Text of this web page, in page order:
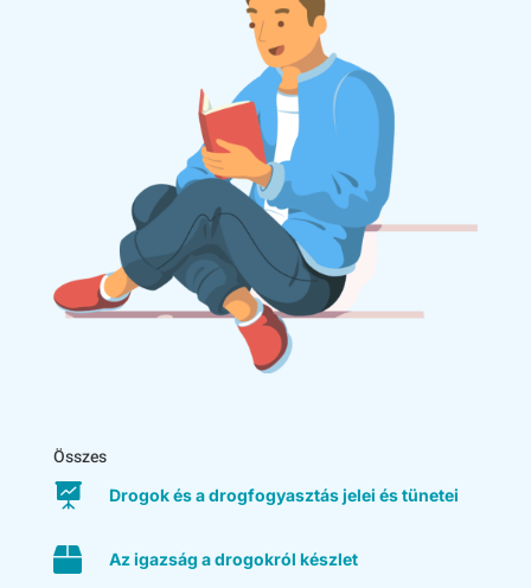
Összes
 Drogok és a drogfogyasztás jelei és tünetei
 Az igazság a drogokról készlet